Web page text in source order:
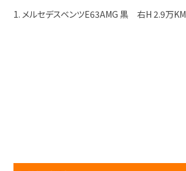
1. メルセデスベンツE63AMG 黒 右H 2.9万KM